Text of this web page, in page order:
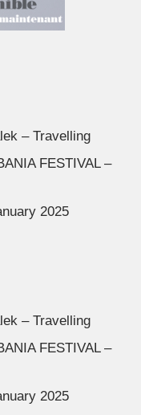
– Travelling
FESTIVAL –
2025
– Travelling
FESTIVAL –
2025